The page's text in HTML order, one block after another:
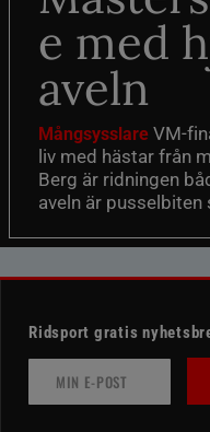
e med
aveln
Mångsysslare VM-
liv med hästar från
Berg är ridningen
aveln är pusselbiten
Ridsport gratis